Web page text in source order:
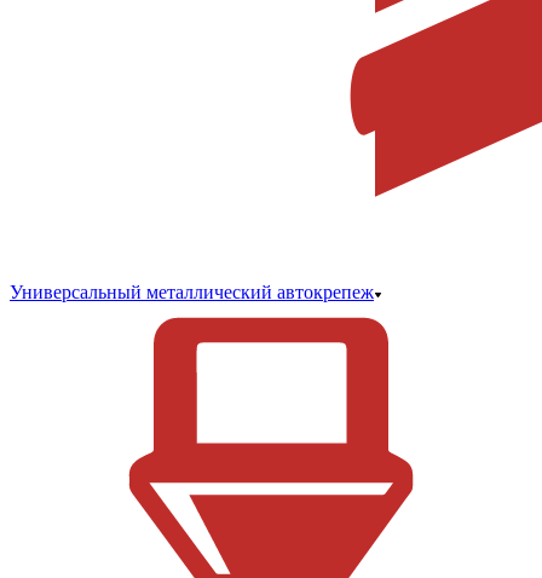
Универсальный металлический автокрепеж